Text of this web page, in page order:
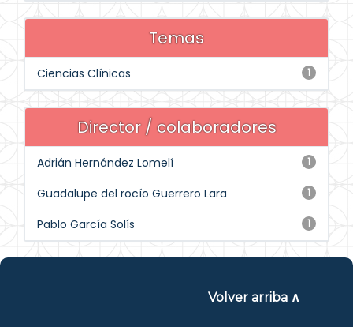
Temas
1
Ciencias Clínicas
Director / colaboradores
1
Adrián Hernández Lomelí
1
Guadalupe del rocío Guerrero Lara
1
Pablo García Solís
Volver arriba ∧